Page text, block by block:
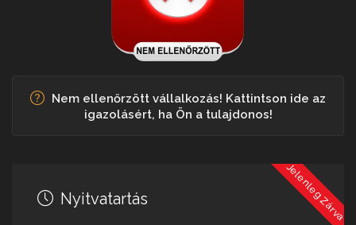
Nem ellenőrzött vállalkozás! Kattintson ide az
igazolásért, ha Ön a tulajdonos!
Jelenleg Zárva
Nyitvatartás